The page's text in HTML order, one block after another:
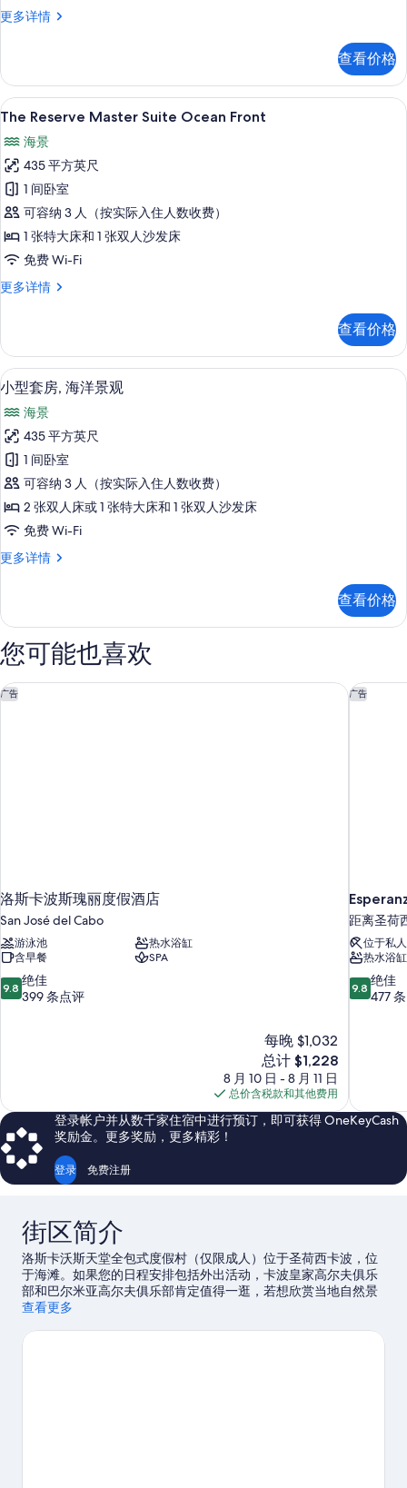
所
片
更多详情
The
View
更
多
息
查看价格
显
The
Reserve
Master
Suite
Ocean
Front
的
照
片
The Reserve Master Suite Ocean
8
The Reserve Master Suite Ocean Front
海景
435 平方英尺
1 间卧室
可容纳 3 人（按实际入住人数收费）
1 张特大床和 1 张双人沙发床
免费 Wi-Fi
更多详情
The
Ocean
Front
更
信
息
查看价格
显
小
型
套
房,
海
景
的
所
有
照
高档床上用品、羽绒被、加厚床垫、
6
小型套房, 海洋景观
海景
435 平方英尺
1 间卧室
可容纳 3 人（按实际入住人数收费）
2 张双人床或 1 张特大床和 1 张双人沙发床
免费 Wi-Fi
更多详情
小
海
洋
景
观
更
多
查看价格
您可能也喜欢
广告
洛斯卡波斯瑰丽度假酒店
San José del Cabo
游泳池
热水浴缸
含早餐
SPA
9.8
分，
条
点
评
9.8 绝佳
399 条点评
每晚 $1,032
新
价
格
$1,228
总计 $1,228
8 月 10 日 - 8 月 11 日
总价含税款和其他费用
洛斯卡波斯瑰丽度假酒店 广告
距离圣荷
位于私
热水浴缸
9.8
分，
条
点
9.8 绝佳
477
登录帐户并从数千家住宿中进行预订，即可获得 OneKeyCash
奖励金。更多奖励，更多精彩！
登录 免费注册
街区简介
洛斯卡沃斯天堂全包式度假村（仅限成人）位于圣荷西卡波，位
于海滩。如果您的日程安排包括外出活动，卡波皇家高尔夫俱乐
部和巴尔米亚高尔夫俱乐部肯定值得一逛，若想欣赏当地自然景
观，可以探索Desert Park Natural Reserve (沙漠公园自然保护区)
个值得推荐的游玩去处。您可选择划皮艇和水肺潜水，抓紧上佳
查看更多